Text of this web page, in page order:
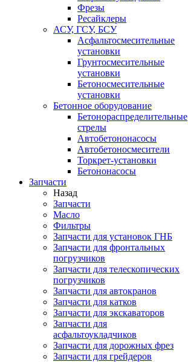
Фрезы
Ресайклеры
АСУ, ГСУ, БСУ
Асфальтосмесительные
установки
Грунтосмесительные
установки
Бетоносмесительные
установки
Бетонное оборудование
Бетонораспределительные
стрелы
Автобетононасосы
Автобетоносмесители
Торкрет-установки
Бетононасосы
Запчасти
Назад
Запчасти
Масло
Фильтры
Запчасти для установок ГНБ
Запчасти для фронтальных
погрузчиков
Запчасти для телескопических
погрузчиков
Запчасти для автокранов
Запчасти для катков
Запчасти для экскаваторов
Запчасти для
асфальтоукладчиков
Запчасти для дорожных фрез
Запчасти для грейдеров